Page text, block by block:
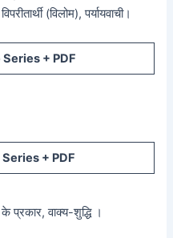
(विलोम), पर्यायवाची।
Series + PDF
+ PDF
के प्रकार, वाक्य-शुद्धि ।